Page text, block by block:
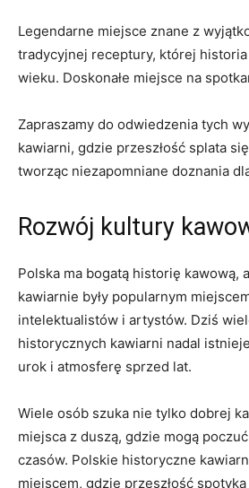
Legendarne miejsce znane ‍z
⁤tradycyjnej receptury, której historia
wieku. Doskonałe miejsce na
Zapraszamy do‍ odwiedzenia tych
kawiarni, gdzie przeszłość splata
tworząc niezapomniane ⁢doznania
Rozwój kultury
Polska ma bogatą⁤ historię kawową,
kawiarnie były popularnym
intelektualistów i artystów. Dziś
historycznych ⁣kawiarni nadal
urok i atmosferę sprzed lat.
Wiele osób szuka nie tylko dobrej
miejsca z duszą, gdzie mogą
czasów. Polskie historyczne
miejscem, gdzie przeszłość